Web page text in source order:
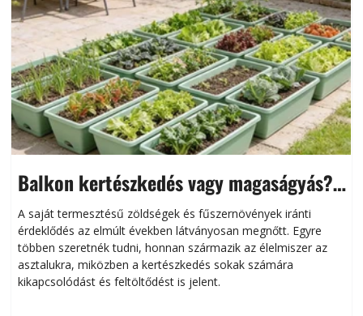
Balkon kertészkedés vagy magaságyás?
Helytakarékos kertészkedés
A saját termesztésű zöldségek és fűszernövények iránti
érdeklődés az elmúlt években látványosan megnőtt. Egyre
többen szeretnék tudni, honnan származik az élelmiszer az
asztalukra, miközben a kertészkedés sokak számára
kikapcsolódást és feltöltődést is jelent.